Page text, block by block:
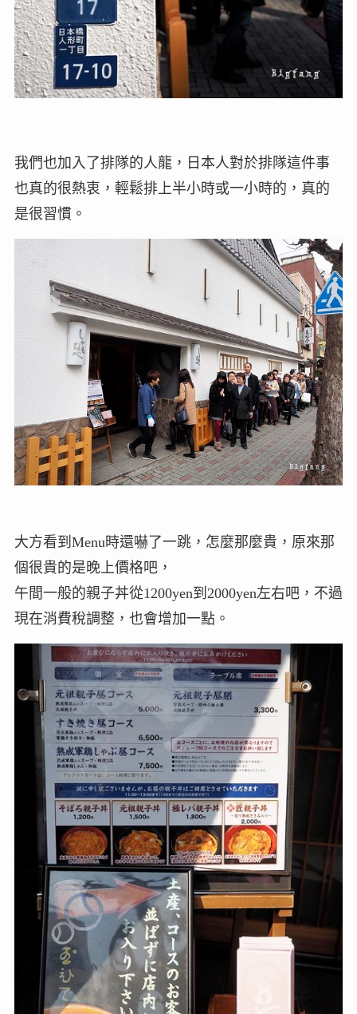
我們也加入了排隊的人龍，日本人對於排隊這件事
也真的很熱衷，輕鬆排上半小時或一小時的，真的
是很習慣。
大方看到Menu時還嚇了一跳，怎麼那麼貴，原來那
個很貴的是晚上價格吧，
午間一般的親子丼從1200yen到2000yen左右吧，不過
現在消費稅調整，也會增加一點。